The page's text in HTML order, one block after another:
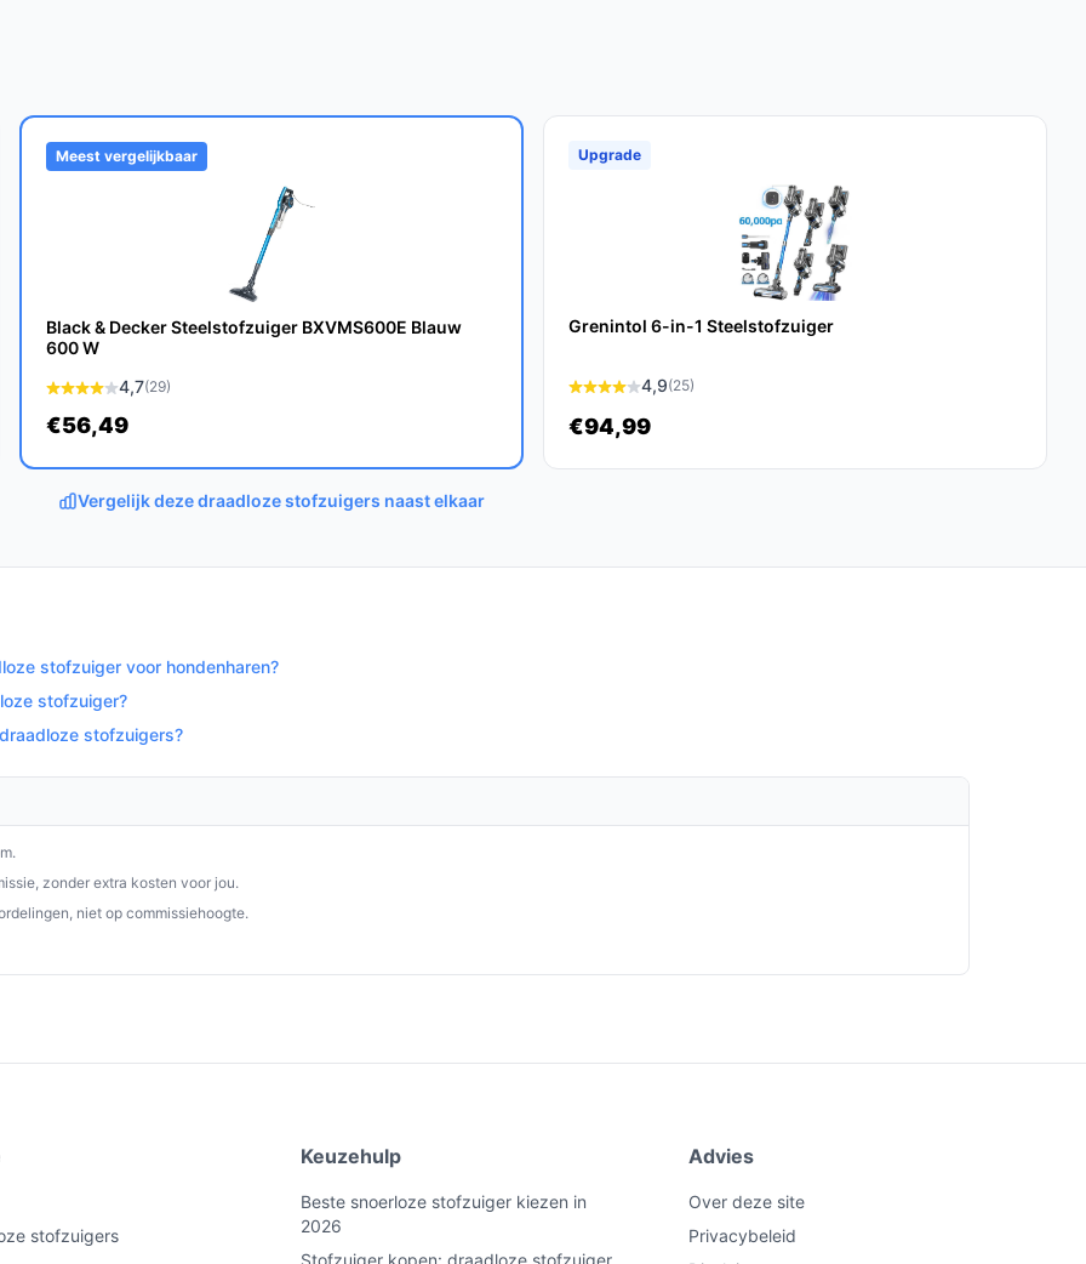
interieurstijl.
zodat je je niet gestoord voelt
het filter gaat de PRIMO PR501SV
het ideaal voor het verwijderen van
1 biedt een krachtige, veelzijdige en
Met een zakloos ontwerp,
Kies bewust
Meest vergelijkbaar
Black & Decker Steelstofzuiger BXVMS600E Blauw
600 W
4,7(29)
€56,49
Upgrade
Grenintol 6-in-1 Steelstofzuiger
4,9(25)
€94,99
Vergelijk deze draadloze stofzuigers naast elkaar
stofzuiger voor hondenharen?
stofzuiger?
stofzuigers?
zonder extra kosten voor jou.
niet op commissiehoogte.
stofzuigers
Keuzehulp
Beste snoerloze stofzuiger kiezen in
2026
Stofzuiger kopen: draadloze stofzuiger
Advies
Over deze site
Privacybeleid